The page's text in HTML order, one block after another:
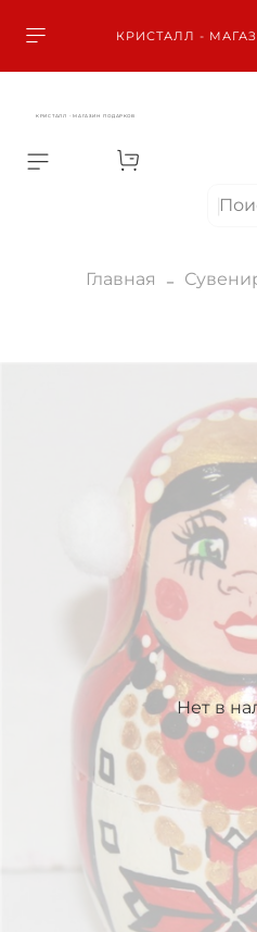
КРИСТАЛЛ -
КРИСТАЛЛ - МАГАЗИН ПОДАРКОВ
Главная
Нет в